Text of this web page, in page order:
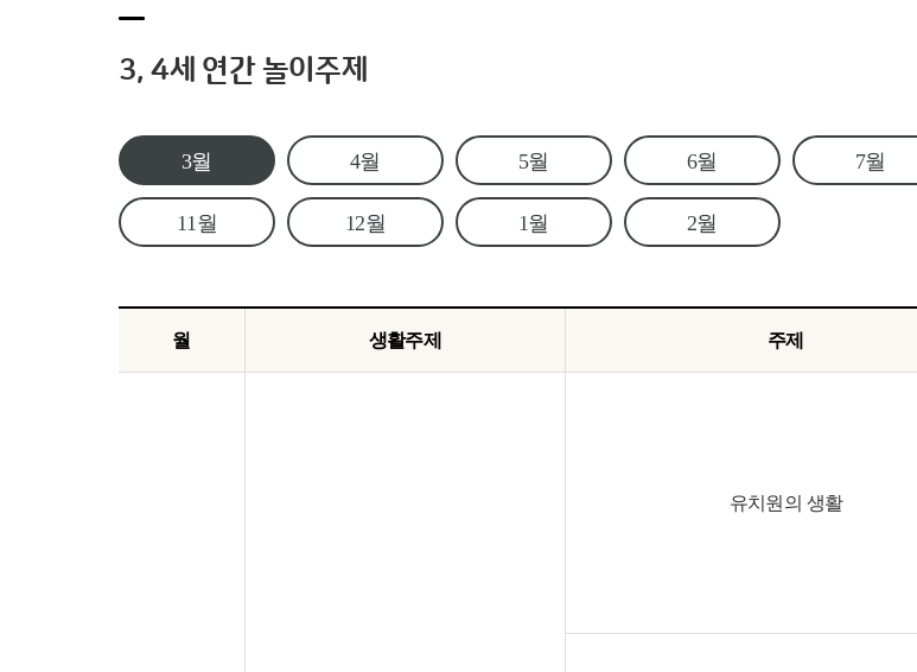
3, 4세 연간 놀이주제
3월 4월 5월 6월 7월
11월 12월 1월 2월
월 생활주제 주제
유치원의 생활